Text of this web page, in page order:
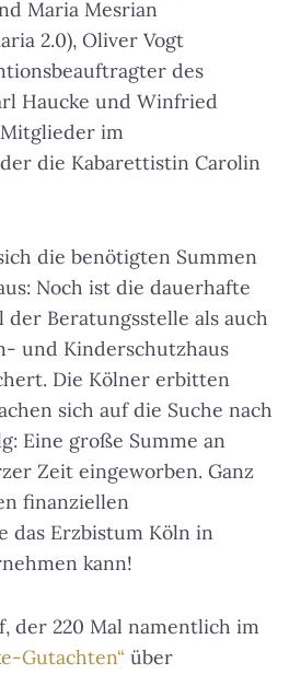
Maria Mesrian
2.0), Oliver Vogt
des
Haucke und Winfried
Mitglieder im
die Kabarettistin Carolin
die benötigten Summen
Noch ist die dauerhafte
der Beratungsstelle als auch
und Kinderschutzhaus
Die Kölner erbitten
sich auf die Suche nach
Eine große Summe an
Zeit eingeworben. Ganz
finanziellen
das Erzbistum Köln in
kann!
der 220 Mal namentlich im
Gutachten“ über